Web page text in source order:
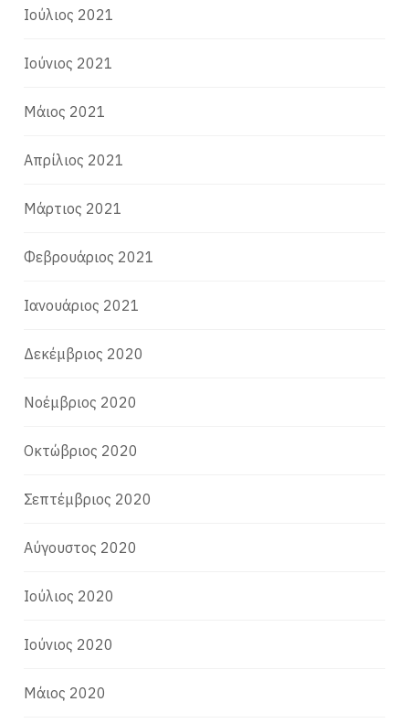
Ιούλιος 2021
Ιούνιος 2021
Μάιος 2021
Απρίλιος 2021
Μάρτιος 2021
Φεβρουάριος 2021
Ιανουάριος 2021
Δεκέμβριος 2020
Νοέμβριος 2020
Οκτώβριος 2020
Σεπτέμβριος 2020
Αύγουστος 2020
Ιούλιος 2020
Ιούνιος 2020
Μάιος 2020